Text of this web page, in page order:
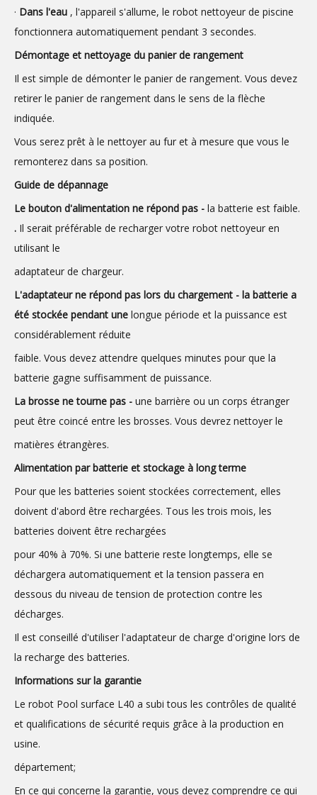
· Dans l'eau , l'appareil s'allume, le robot nettoyeur de piscine
fonctionnera automatiquement pendant 3 secondes.
Démontage et nettoyage du panier de rangement
Il est simple de démonter le panier de rangement. Vous devez
retirer le panier de rangement dans le sens de la flèche
indiquée.
Vous serez prêt à le nettoyer au fur et à mesure que vous le
remonterez dans sa position.
Guide de dépannage
Le bouton d'alimentation ne répond pas - la batterie est faible.
. Il serait préférable de recharger votre robot nettoyeur en
utilisant le
adaptateur de chargeur.
L'adaptateur ne répond pas lors du chargement - la batterie a
été stockée pendant une longue période et la puissance est
considérablement réduite
faible. Vous devez attendre quelques minutes pour que la
batterie gagne suffisamment de puissance.
La brosse ne tourne pas - une barrière ou un corps étranger
peut être coincé entre les brosses. Vous devrez nettoyer le
matières étrangères.
Alimentation par batterie et stockage à long terme
Pour que les batteries soient stockées correctement, elles
doivent d'abord être rechargées. Tous les trois mois, les
batteries doivent être rechargées
pour 40% à 70%. Si une batterie reste longtemps, elle se
déchargera automatiquement et la tension passera en
dessous du niveau de tension de protection contre les
décharges.
Il est conseillé d'utiliser l'adaptateur de charge d'origine lors de
la recharge des batteries.
Informations sur la garantie
Le robot Pool surface L40 a subi tous les contrôles de qualité
et qualifications de sécurité requis grâce à la production en
usine.
département;
En ce qui concerne la garantie, vous devez comprendre ce qui